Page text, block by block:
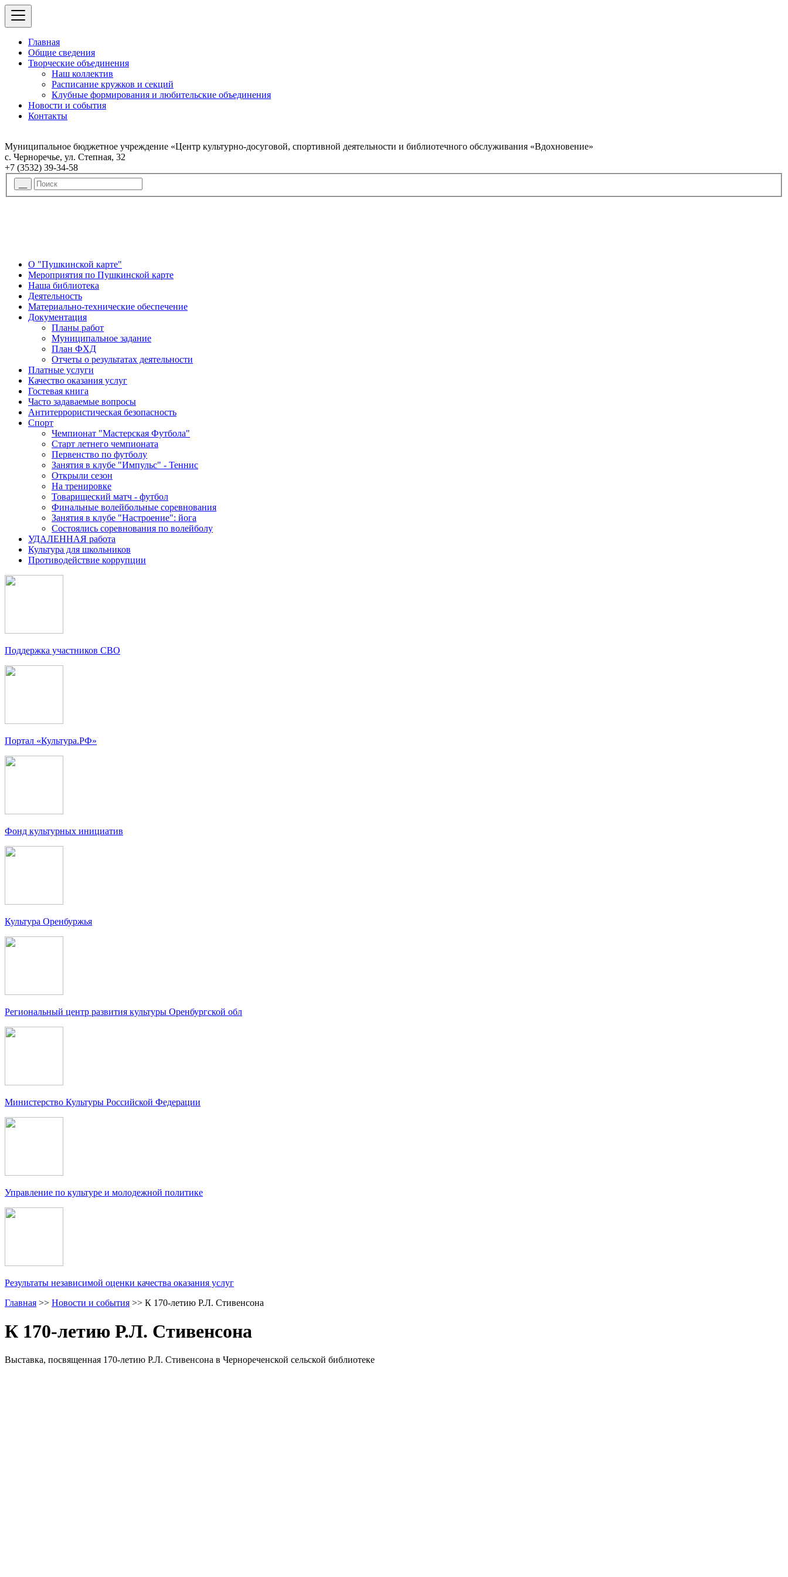
Главная
Общие сведения
Творческие объединения
Наш коллектив
Расписание кружков и секций
Клубные формирования и любительские объединения
Новости и события
Контакты
Муниципальное бюджетное учреждение «Центр культурно-досуговой, спортивной деятельности и библиотечного обслуживания «Вдохновение»
с. Черноречье, ул. Степная, 32
+7 (3532) 39-34-58
О "Пушкинской карте"
Мероприятия по Пушкинской карте
Наша библиотека
Деятельность
Материально-технические обеспечение
Документация
Планы работ
Муниципальное задание
План ФХД
Отчеты о результатах деятельности
Платные услуги
Качество оказания услуг
Гостевая книга
Часто задаваемые вопросы
Антитеррористическая безопасность
Спорт
Чемпионат "Мастерская Футбола"
Старт летнего чемпионата
Первенство по футболу
Занятия в клубе "Импульс" - Теннис
Открыли сезон
На тренировке
Товарищеский матч - футбол
Финальные волейбольные соревнования
Занятия в клубе "Настроение": йога
Состоялись соревнования по волейболу
УДАЛЕННАЯ работа
Культура для школьников
Противодействие коррупции
Поддержка участников СВО
Портал «Культура.РФ»
Фонд культурных инициатив
Культура Оренбуржья
Региональный центр развития культуры Оренбургской обл
Министерство Культуры Российской Федерации
Управление по культуре и молодежной политике
Результаты независимой оценки качества оказания услуг
Главная >> Новости и события >> К 170-летию Р.Л. Стивенсона
К 170-летию Р.Л. Стивенсона
Выставка, посвященная 170-летию Р.Л. Стивенсона в Чернореченской сельской библиотеке